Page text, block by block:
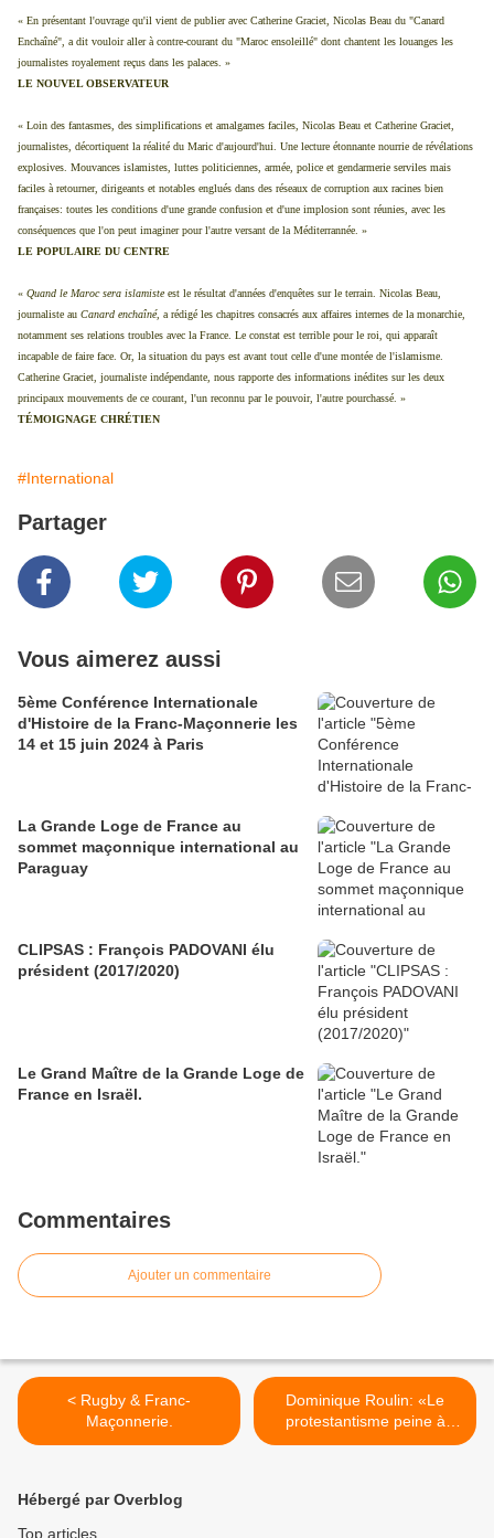
« En présentant l'ouvrage qu'il vient de publier avec Catherine Graciet, Nicolas Beau du "Canard
Enchaîné", a dit vouloir aller à contre-courant du "Maroc ensoleillé" dont chantent les louanges les
journalistes royalement reçus dans les palaces. »
LE NOUVEL OBSERVATEUR
« Loin des fantasmes, des simplifications et amalgames faciles, Nicolas Beau et Catherine Graciet,
journalistes, décortiquent la réalité du Maric d'aujourd'hui. Une lecture étonnante nourrie de révélations
explosives. Mouvances islamistes, luttes politiciennes, armée, police et gendarmerie serviles mais
faciles à retourner, dirigeants et notables englués dans des réseaux de corruption aux racines bien
françaises: toutes les conditions d'une grande confusion et d'une implosion sont réunies, avec les
conséquences que l'on peut imaginer pour l'autre versant de la Méditerrannée. »
LE POPULAIRE DU CENTRE
« Quand le Maroc sera islamisteest le résultat d'années d'enquêtes sur le terrain. Nicolas Beau,
journaliste au Canard enchaîné, a rédigé les chapitres consacrés aux affaires internes de la monarchie,
notamment ses relations troubles avec la France. Le constat est terrible pour le roi, qui apparaît
incapable de faire face. Or, la situation du pays est avant tout celle d'une montée de l'islamisme.
Catherine Graciet, journaliste indépendante, nous rapporte des informations inédites sur les deux
principaux mouvements de ce courant, l'un reconnu par le pouvoir, l'autre pourchassé. »
TÉMOIGNAGE CHRÉTIEN
#International
Partager
Vous aimerez aussi
5ème Conférence Internationale
d'Histoire de la Franc-Maçonnerie les
14 et 15 juin 2024 à Paris
La Grande Loge de France au
sommet maçonnique international au
Paraguay
CLIPSAS : François PADOVANI élu
président (2017/2020)
Le Grand Maître de la Grande Loge de
France en Israël.
Commentaires
Ajouter un commentaire
< Rugby & Franc-
Maçonnerie.
Dominique Roulin: «Le
protestantisme peine à
trouver une parole
Hébergé par Overblog
Top articles